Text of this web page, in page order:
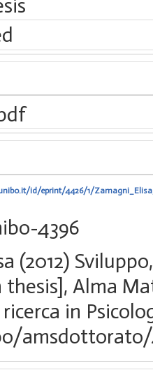
id/eprint/4426/1/
4396
(2012)
Alma
in